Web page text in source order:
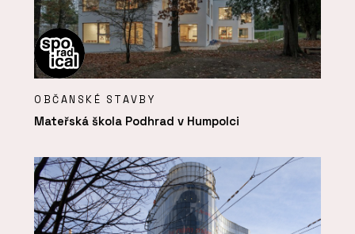
OBČANSKÉ STAVBY
Mateřská škola Podhrad v Humpolci